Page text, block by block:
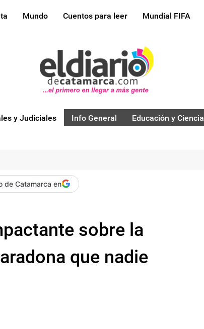
Mundo Cuentos para leer Mundial FIFA
y Judiciales Info General Educación y Ciencia
de Catamarca en
sobre la
que nadie